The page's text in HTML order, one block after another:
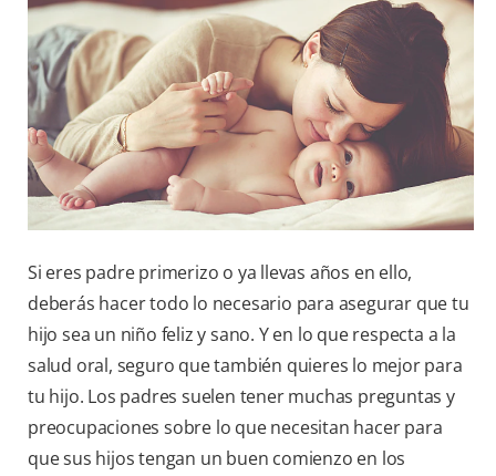
PARA PROFESIONALES
CUPONES
DO (ES)
SUSCRÍBASE
Si eres padre primerizo o ya llevas años en ello,
deberás hacer todo lo necesario para asegurar que tu
hijo sea un niño feliz y sano. Y en lo que respecta a la
salud oral, seguro que también quieres lo mejor para
tu hijo. Los padres suelen tener muchas preguntas y
preocupaciones sobre lo que necesitan hacer para
que sus hijos tengan un buen comienzo en los